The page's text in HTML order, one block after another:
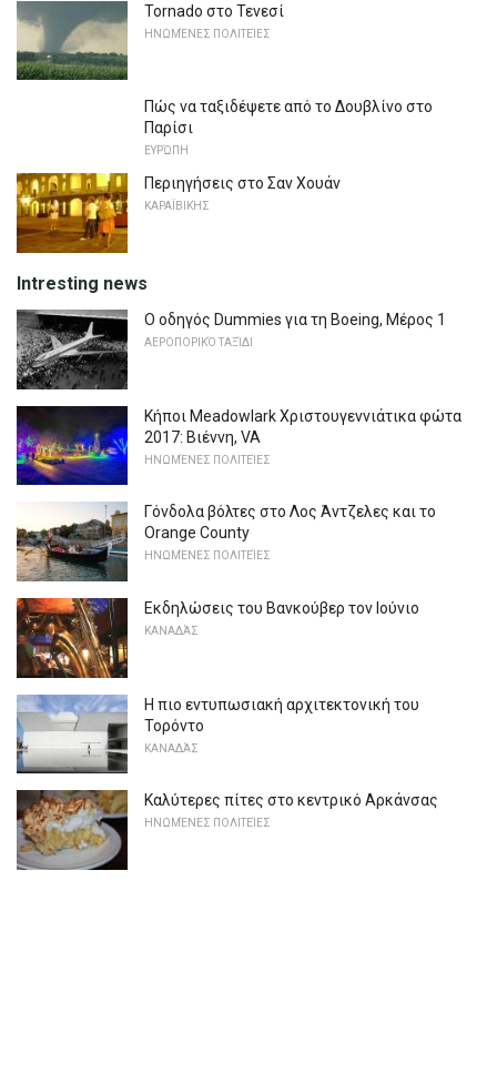
Tornado στο Τενεσί
ΗΝΩΜΈΝΕΣ ΠΟΛΙΤΕΊΕΣ
Πώς να ταξιδέψετε από το Δουβλίνο στο
Παρίσι
ΕΥΡΏΠΗ
Περιηγήσεις στο Σαν Χουάν
ΚΑΡΑΪΒΙΚΉΣ
Intresting news
Ο οδηγός Dummies για τη Boeing, Μέρος 1
ΑΕΡΟΠΟΡΙΚΌ ΤΑΞΊΔΙ
Κήποι Meadowlark Χριστουγεννιάτικα φώτα
2017: Βιέννη, VA
ΗΝΩΜΈΝΕΣ ΠΟΛΙΤΕΊΕΣ
Γόνδολα βόλτες στο Λος Άντζελες και το
Orange County
ΗΝΩΜΈΝΕΣ ΠΟΛΙΤΕΊΕΣ
Εκδηλώσεις του Βανκούβερ τον Ιούνιο
ΚΑΝΑΔΆΣ
Η πιο εντυπωσιακή αρχιτεκτονική του
Τορόντο
ΚΑΝΑΔΆΣ
Καλύτερες πίτες στο κεντρικό Αρκάνσας
ΗΝΩΜΈΝΕΣ ΠΟΛΙΤΕΊΕΣ